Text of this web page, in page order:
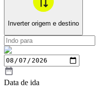
Inverter origem e destino
Data de ida